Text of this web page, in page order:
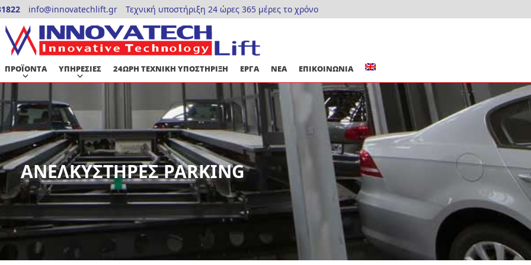
info@innovatechlift.gr Τεχνική υποστήριξη 24 ώρες 365 μέρες το χρόνο
ΠΡΟΪΟΝΤΑ ΥΠΗΡΕΣΙΕΣ 24ΩΡΗ ΤΕΧΝΙΚΗ ΥΠΟΣΤΗΡΙΞΗ ΕΡΓΑ ΝΕΑ ΕΠΙΚΟΙΝΩΝΙΑ
ΑΝΕΛΚΥΣΤΗΡΕΣ PARKING